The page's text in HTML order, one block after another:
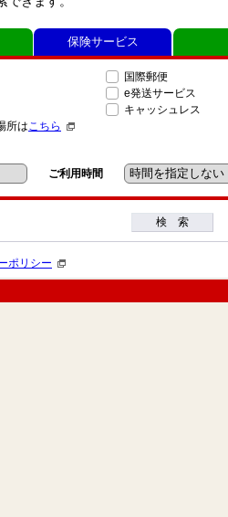
所はこちら
国際郵便
e発送サービス
キャッシュレス
ご利用時間
保険サービス
検 索
ポリシー